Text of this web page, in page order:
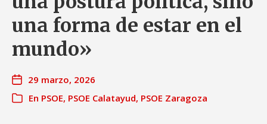
una forma de estar en el
mundo»
29 marzo, 2026
En PSOE, PSOE Calatayud, PSOE Zaragoza